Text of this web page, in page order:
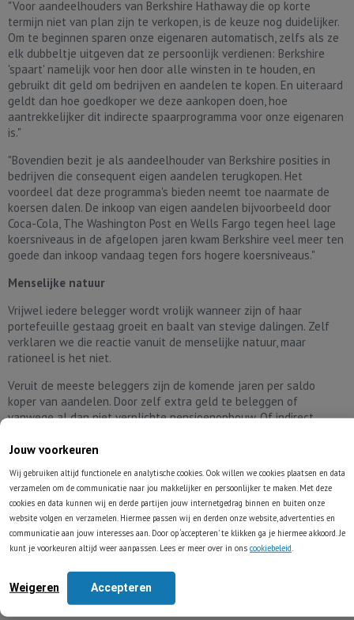
Jouw voorkeuren
Wij gebruiken altijd functionele en analytische cookies. Ook willen we cookies plaatsen en data
verzamelen om de communicatie naar jou makkelijker en persoonlijker te maken. Met deze
cookies en data kunnen wij en derde partijen jouw internetgedrag binnen en buiten onze
website volgen en verzamelen. Hiermee passen wij en derden onze website, advertenties en
communicatie aan jouw interesses aan. Door op ‘accepteren’ te klikken ga je hiermee akkoord. Je
kunt je voorkeuren altijd weer aanpassen. Lees er meer over in ons cookiebeleid
Weigeren Accepteren
"Voor aandeelhouders van Berkshire Hathaway die op korte
termijn niet van plan zijn te verkopen, is de keuze nog duidelijker.
Om te beginnen sparen onze eigenaren automatisch, zelfs als ze
elk dubbeltje uitgeven dat ze persoonlijk verdienen: Berkshire
'spaart' namelijk voor hen door alle winsten in te houden, en
gebruikt dit geld om bedrijven en aandelen te kopen. En uiteraard
geldt dan hoe goedkoper we deze aankopen doen, hoe
aantrekkelijker dit indirecte spaarprogramma voor onze eigenaren
is."
"Bovendien bezit je als aandeelhouder van Berkshire posities in
bedrijven die consequent eigen aandelen terugkopen. Het
voordeel dat deze programma's bieden neemt toe naarmate de
koersen dalen. De inkoop van eigen aandelen bijvoorbeeld door
Coca-Cola, The Washington Post en Wells Fargo tegen heel lage
koersniveaus in de afgelopen jaren kwam Berkshire veel meer ten
goede dan inkoop vandaag tegen fors hogere koersniveaus."
Menselijke natuur
Vrijwel iedere belegger wordt vrolijk wanneer zijn of haar
portefeuille gestaag groeit en baalt van stevige dalingen. Zelf
verklaren we die reactie vanuit de menselijke natuur, maar
rationeel is het niet.
Veruit de meeste beleggers zijn de komende jaren per saldo
koper van aandelen. Door zelf extra geld te beleggen of
vanwege al dan niet verplichte pensioenopbouw. Of indirect
belegd, die mogelijk worden aangewend voor overnames of
Lagere prijzen zijn gunstig voor vrijwel iedere belegger die niet
van plan is om op korte termijn te verkopen, onafhankelijk van de
grootte van de portefeuille. Of, naar Buffett's voorbeeld vertaald,
onafhankelijk van hoeveel hamburgers iemand in het verleden
gegeten heeft...
DISCLOSURE: Voor eigen rekening bezitten we aandelen Berkshire
Hathaway.